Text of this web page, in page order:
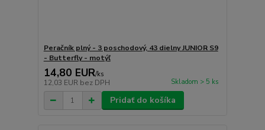
Peračník plný - 3 poschodový, 43 dielny JUNIOR S9
- Butterfly - motýľ
14,80 EUR/ks
12,03 EUR bez DPH Skladom > 5 ks
Pridať do košíka